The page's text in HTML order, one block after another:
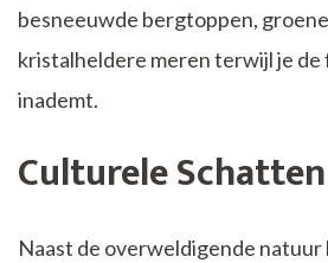
besneeuwde bergtoppen,
kristalheldere meren terwijl je
inademt.
Culturele Schatten
Naast de overweldigende